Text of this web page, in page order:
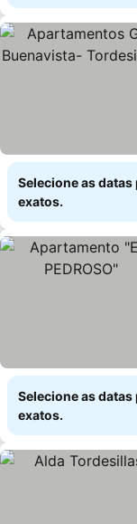
Selecione as
exatos.
Selecione as
exatos.